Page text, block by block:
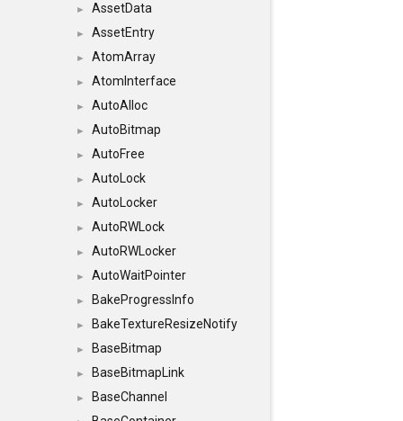
► AssetData
► AssetEntry
► AtomArray
► AtomInterface
► AutoAlloc
► AutoBitmap
► AutoFree
► AutoLock
► AutoLocker
► AutoRWLock
► AutoRWLocker
► AutoWaitPointer
► BakeProgressInfo
► BakeTextureResizeNotify
► BaseBitmap
► BaseBitmapLink
► BaseChannel